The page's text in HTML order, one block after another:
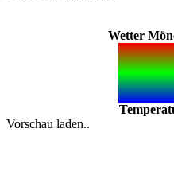
Wetter
Vorschau laden..